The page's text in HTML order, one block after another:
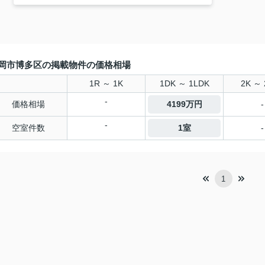
市博多区の掲載物件の価格相場
1R ～ 1K 1DK ～ 1LDK 2K ～
価格相場 - 4199万円 -
空室件数 - 1室 -
1